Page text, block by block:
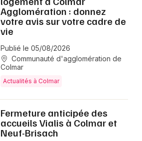
Agglomération : donnez
votre avis sur votre cadre de
vie
Publié le 05/08/2026
Communauté d'agglomération de
Colmar
Actualités à Colmar
Fermeture anticipée des
accueils Vialis à Colmar et
Neuf-Brisach